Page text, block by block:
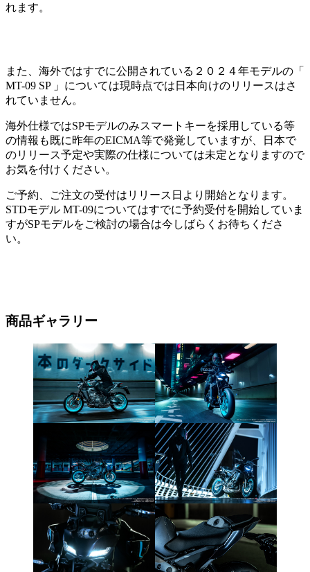
れます。
また、海外ではすでに公開されている２０２４年モデルの「
MT-09 SP 」については現時点では日本向けのリリースはさ
れていません。
海外仕様ではSPモデルのみスマートキーを採用している等
の情報も既に昨年のEICMA等で発覚していますが、日本で
のリリース予定や実際の仕様については未定となりますので
お気を付けください。
ご予約、ご注文の受付はリリース日より開始となります。
STDモデル MT-09についてはすでに予約受付を開始していま
すがSPモデルをご検討の場合は今しばらくお待ちくださ
い。
商品ギャラリー